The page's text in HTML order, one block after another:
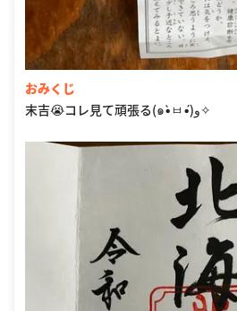
おみくじ
末吉😭コレ見て頑張る(๑•̀ㅂ•́)و✧